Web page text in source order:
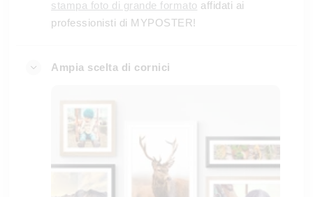
stampa foto di grande formato affidati ai
professionisti di MYPOSTER!
Ampia scelta di cornici